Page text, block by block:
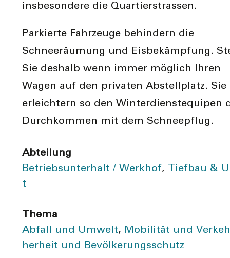
insbesondere die Quartierstrassen.
Parkierte Fahrzeuge behindern die
Schneeräumung und Eisbekämpfung.
Sie deshalb wenn immer möglich Ihren
Wagen auf den privaten Abstellplatz. Sie
erleichtern so den Winterdienstequipen
Durchkommen mit dem Schneepflug.
Abteilung
Betriebs­unterhalt / Werkhof, Tiefbau &
t
Thema
Abfall und Umwelt, Mobilität und
herheit und Bevölkerungsschutz